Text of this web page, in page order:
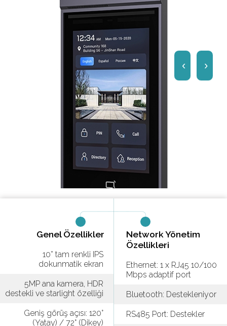
‹ ›
Genel Özellikler
10” tam renkli IPS
dokunmatik ekran
5MP ana kamera, HDR
destekli ve starlight özelliği
Geniş görüş açısı: 120°
(Yatay) / 72° (Dikey)
Network Yönetim
Özellikleri
Ethernet: 1 x RJ45 10/100
Mbps adaptif port
Bluetooth: Destekleniyor
RS485 Port: Destekler